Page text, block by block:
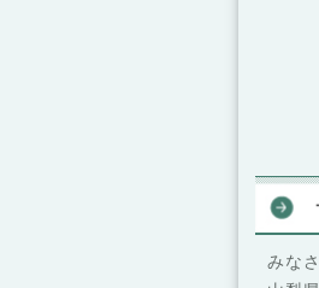
みな